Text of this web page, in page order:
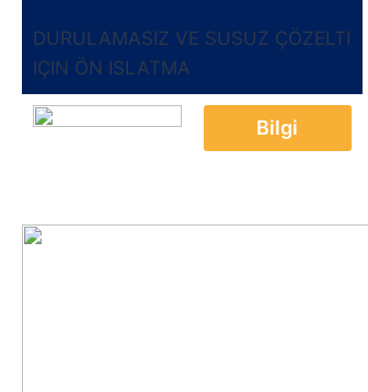
DURULAMASIZ VE SUSUZ ÇÖZELTI
IÇIN ÖN ISLATMA
Bilgi